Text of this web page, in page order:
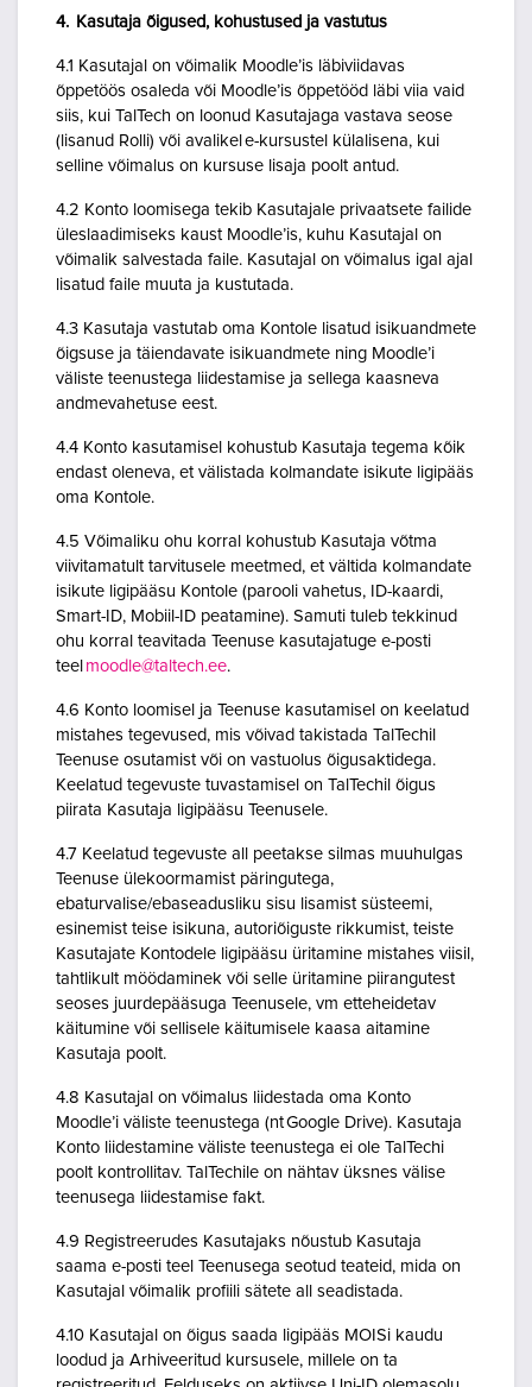
4. Kasutaja õigused, kohustused ja vastutus
4.1 Kasutajal on võimalik Moodle’is läbiviidavas
õppetöös osaleda või Moodle’is õppetööd läbi viia vaid
siis, kui TalTech on loonud Kasutajaga vastava seose
(lisanud Rolli) või avalikel e-kursustel külalisena, kui
selline võimalus on kursuse lisaja poolt antud.
4.2 Konto loomisega tekib Kasutajale privaatsete failide
üleslaadimiseks kaust Moodle’is, kuhu Kasutajal on
võimalik salvestada faile. Kasutajal on võimalus igal ajal
lisatud faile muuta ja kustutada.
4.3 Kasutaja vastutab oma Kontole lisatud isikuandmete
õigsuse ja täiendavate isikuandmete ning Moodle’i
väliste teenustega liidestamise ja sellega kaasneva
andmevahetuse eest.
4.4 Konto kasutamisel kohustub Kasutaja tegema kõik
endast oleneva, et välistada kolmandate isikute ligipääs
oma Kontole.
4.5 Võimaliku ohu korral kohustub Kasutaja võtma
viivitamatult tarvitusele meetmed, et vältida kolmandate
isikute ligipääsu Kontole (parooli vahetus, ID-kaardi,
Smart-ID, Mobiil-ID peatamine). Samuti tuleb tekkinud
ohu korral teavitada Teenuse kasutajatuge e-posti
teel moodle@taltech.ee.
4.6 Konto loomisel ja Teenuse kasutamisel on keelatud
mistahes tegevused, mis võivad takistada TalTechil
Teenuse osutamist või on vastuolus õigusaktidega.
Keelatud tegevuste tuvastamisel on TalTechil õigus
piirata Kasutaja ligipääsu Teenusele.
4.7 Keelatud tegevuste all peetakse silmas muuhulgas
Teenuse ülekoormamist päringutega,
ebaturvalise/ebaseadusliku sisu lisamist süsteemi,
esinemist teise isikuna, autoriõiguste rikkumist, teiste
Kasutajate Kontodele ligipääsu üritamine mistahes viisil,
tahtlikult möödaminek või selle üritamine piirangutest
seoses juurdepääsuga Teenusele, vm etteheidetav
käitumine või sellisele käitumisele kaasa aitamine
Kasutaja poolt.
4.8 Kasutajal on võimalus liidestada oma Konto
Moodle’i väliste teenustega (nt Google Drive). Kasutaja
Konto liidestamine väliste teenustega ei ole TalTechi
poolt kontrollitav. TalTechile on nähtav üksnes välise
teenusega liidestamise fakt.
4.9 Registreerudes Kasutajaks nõustub Kasutaja
saama e-posti teel Teenusega seotud teateid, mida on
Kasutajal võimalik profiili sätete all seadistada.
4.10 Kasutajal on õigus saada ligipääs MOISi kaudu
loodud ja Arhiveeritud kursusele, millele on ta